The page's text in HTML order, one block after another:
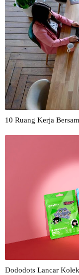
10 Ruang Kerja
Dododots Lancar